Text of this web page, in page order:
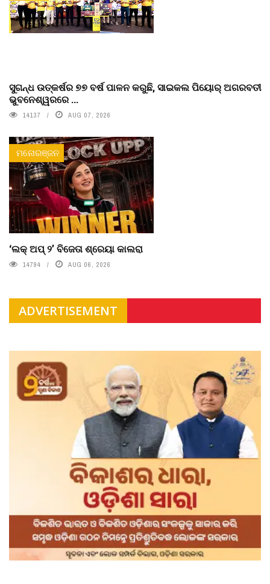
ସୁଗନ୍ଧ ଉତ୍କର୍ଷର ୭୭ ବର୍ଷ ପାଳନ କରୁଛି, ସାଇକଲ ପିୟୋର୍‌ ଅଗରବତୀ
ଭୁବନେଶ୍ୱରରେ ...
14137 AUG 07, 2026
ମନୋରଞ୍ଜନ
‘ଲକ୍ ଅପ୍ ୨’ ବିଜେତା ଶ୍ରେୟା କାଲରା
14794 AUG 06, 2026
ADVERTISEMENT